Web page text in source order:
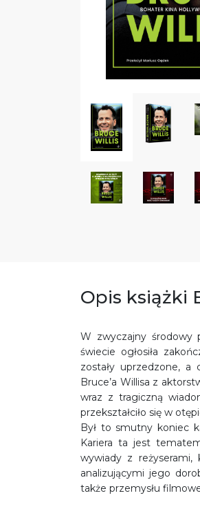
Opis książki
W zwyczajny środowy
świecie ogłosiła
zostały uprzedzone, a
Bruce’a Willisa z
wraz z tragiczną
przekształciło się w
Był to smutny koniec
Kariera ta jest
wywiady z
analizującymi jego
także przemysłu